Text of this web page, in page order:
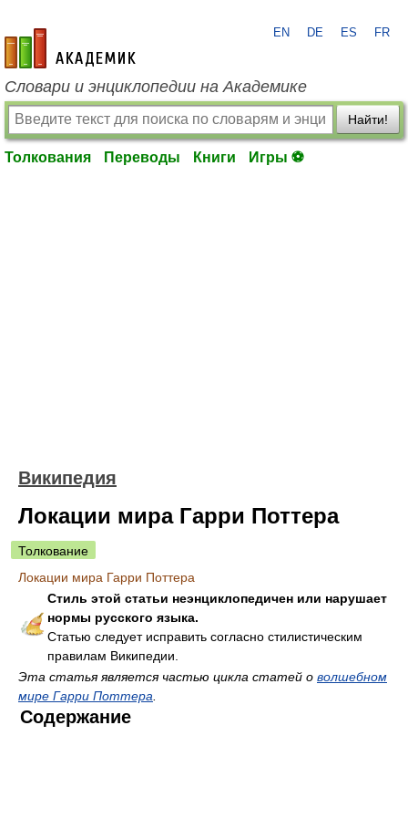
academic.ru
EN DE ES FR
Словари и энциклопедии на Академике
Найти!
Толкования Переводы Книги Игры ⚽
Википедия
Локации мира Гарри Поттера
Толкование
Локации мира Гарри Поттера
Стиль этой статьи неэнциклопедичен или нарушает
нормы русского языка.
Статью следует исправить согласно стилистическим
правилам Википедии.
Эта статья является частью цикла статей о волшебном
мире Гарри Поттера
Содержание